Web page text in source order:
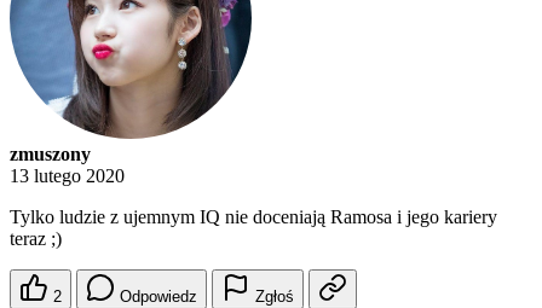
zmuszony
13 lutego 2020
Tylko ludzie z ujemnym IQ nie doceniają Ramosa i jego kariery
teraz ;)
2 Odpowiedz Zgłoś